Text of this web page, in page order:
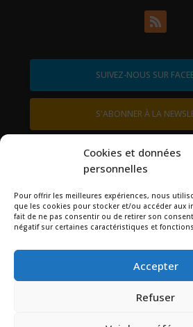
Cookies et données
personnelles
Pour offrir les meilleures expériences, nous
que les cookies pour stocker et/ou accéder aux
fait de ne pas consentir ou de retirer son
négatif sur certaines caractéristiques et
Accepter
Refuser
SUIVEZ-NOUS SUR
S'ABONNER À LA
contactez-nous
Rechercher